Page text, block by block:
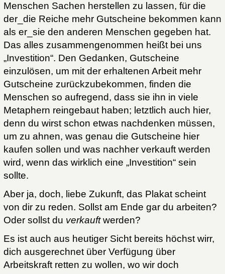
Menschen Sachen herstellen zu lassen, für die
der_die Reiche mehr Gutscheine bekommen kann
als er_sie den anderen Menschen gegeben hat.
Das alles zusammengenommen heißt bei uns
„Investition“. Den Gedanken, Gutscheine
einzulösen, um mit der erhaltenen Arbeit mehr
Gutscheine zurückzubekommen, finden die
Menschen so aufregend, dass sie ihn in viele
Metaphern reingebaut haben; letztlich auch hier,
denn du wirst schon etwas nachdenken müssen,
um zu ahnen, was genau die Gutscheine hier
kaufen sollen und was nachher verkauft werden
wird, wenn das wirklich eine „Investition“ sein
sollte.
Aber ja, doch, liebe Zukunft, das Plakat scheint
von dir zu reden. Sollst am Ende gar du arbeiten?
Oder sollst du verkauftwerden?
Es ist auch aus heutiger Sicht bereits höchst wirr,
dich ausgerechnet über Verfügung über
Arbeitskraft retten zu wollen, wo wir doch